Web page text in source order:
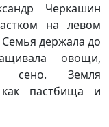
Черкашин
на левом
держала до
овощи,
сено. Земля
как пастбища и